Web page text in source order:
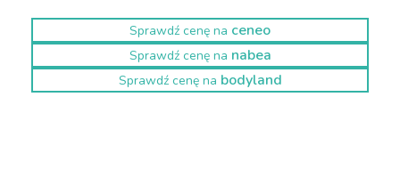
Sprawdź cenę na ceneo
Sprawdź cenę na nabea
Sprawdź cenę na bodyland